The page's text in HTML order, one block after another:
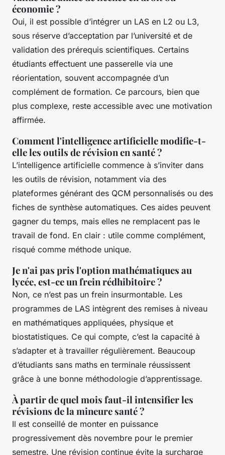
économie ?
Oui, il est possible d’intégrer un LAS en L2 ou L3,
sous réserve d’acceptation par l’université et de
validation des prérequis scientifiques. Certains
étudiants effectuent une passerelle via une
réorientation, souvent accompagnée d’un
complément de formation. Ce parcours, bien que
plus complexe, reste accessible avec une motivation
affirmée.
Comment l'intelligence artificielle modifie-t-
elle les outils de révision en santé ?
L’intelligence artificielle commence à s’inviter dans
les outils de révision, notamment via des
plateformes générant des QCM personnalisés ou des
fiches de synthèse automatiques. Ces aides peuvent
gagner du temps, mais elles ne remplacent pas le
travail de fond. En clair : utile comme complément,
risqué comme méthode unique.
Je n'ai pas pris l'option mathématiques au
lycée, est-ce un frein rédhibitoire ?
Non, ce n’est pas un frein insurmontable. Les
programmes de LAS intègrent des remises à niveau
en mathématiques appliquées, physique et
biostatistiques. Ce qui compte, c’est la capacité à
s’adapter et à travailler régulièrement. Beaucoup
d’étudiants sans maths en terminale réussissent
grâce à une bonne méthodologie d’apprentissage.
À partir de quel mois faut-il intensifier les
révisions de la mineure santé ?
Il est conseillé de monter en puissance
progressivement dès novembre pour le premier
semestre. Une révision continue évite la surcharge